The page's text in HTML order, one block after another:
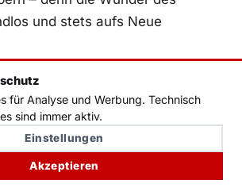
für Analyse und Werbung. Technisch
sind immer aktiv.
Einstellungen
Akzeptieren
und stets aufs Neue
auf ​weitere‌ Ausgaben, ‍in
in die Mysterien des
und Sie auf​ weitere
mitnehmen